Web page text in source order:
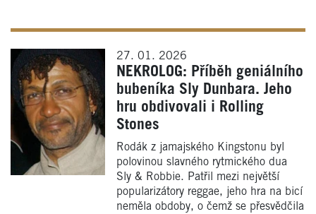
27. 01. 2026
NEKROLOG: Příběh geniálního
bubeníka Sly Dunbara. Jeho
hru obdivovali i Rolling
Stones
Rodák z jamajského Kingstonu byl
polovinou slavného rytmického dua
Sly & Robbie. Patřil mezi největší
popularizátory reggae, jeho hra na bicí
neměla obdoby, o čemž se přesvědčila